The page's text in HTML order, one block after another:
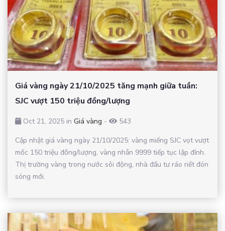
Giá vàng ngày 21/10/2025 tăng mạnh giữa tuần:
SJC vượt 150 triệu đồng/lượng
Oct 21, 2025 in Giá vàng -
543
Cập nhật giá vàng ngày 21/10/2025: vàng miếng SJC vọt vượt
mốc 150 triệu đồng/lượng, vàng nhẫn 9999 tiếp tục lập đỉnh.
Thị trường vàng trong nước sôi động, nhà đầu tư ráo riết đón
sóng mới.